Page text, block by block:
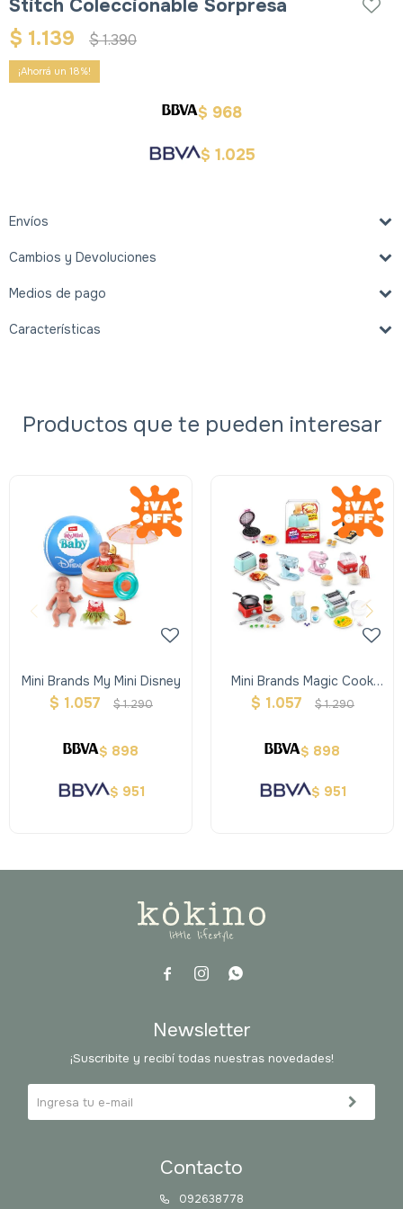
Stitch Coleccionable Sorpresa
$ 1.139 $1.390
18
$ 968
$ 1.025
Envíos
Cambios y Devoluciones
Medios de pago
Características
Productos que te pueden interesar
Mini Brands My Mini Disney
$ 1.057 $1.290
$ 898
$ 951
Mini Brands Magic Cook
Kitchen
$ 1.057 $1.290
$ 898
$ 951
  
Contacto
092638778
Newsletter
¡Suscribite y recibí todas nuestras novedades!